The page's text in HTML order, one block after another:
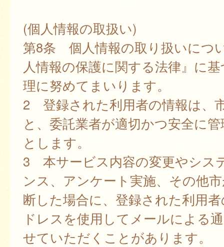
(個人情報の取扱い)
第8条 個人情報の取り扱いにつ
人情報の保護に関する法律』に
理に努めてまいります。
2 登録された利用者の情報は、
と、委託業者が適切かつ安全に
とします。
3 本サービス内容の変更やシス
ンス、アンケート実施、その他
断した場合に、登録された利用
ドレスを使用してメールによる
せていただくことがあります。